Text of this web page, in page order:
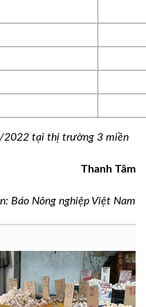
2022 tại thị trường 3 miền
Thanh Tâm
Báo Nông nghiệp Việt Nam